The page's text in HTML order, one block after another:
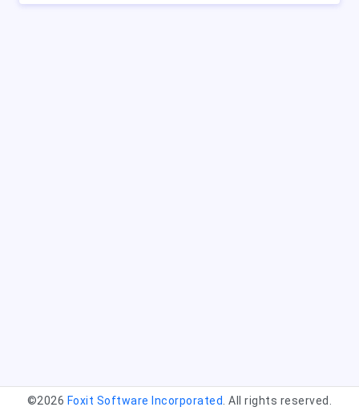
©2026 Foxit Software Incorporated . All rights reserved.